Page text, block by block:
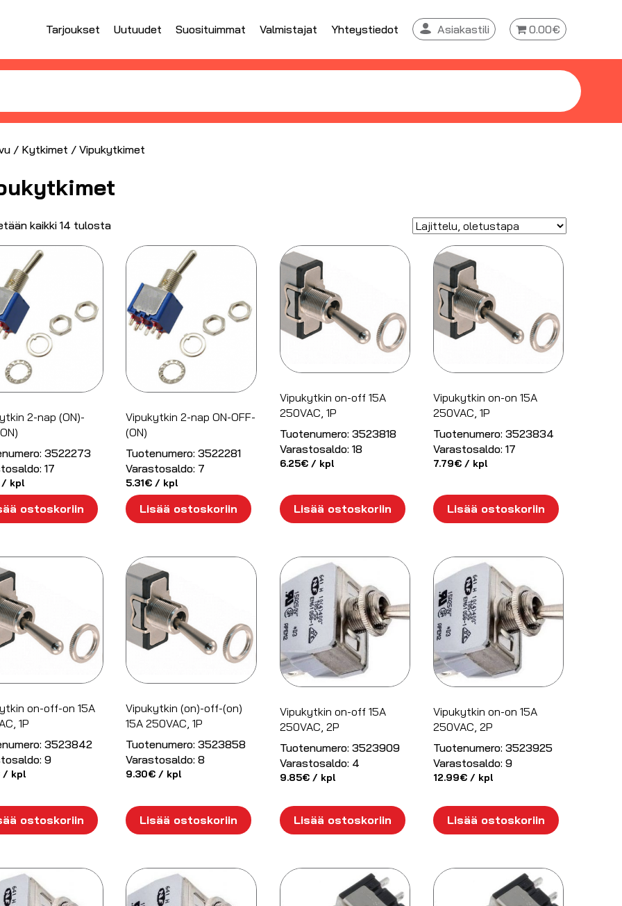
Tarjoukset Uutuudet Suosituimmat Valmistajat Yhteystiedot Asiakastili 0.00€
/ Kytkimet / Vipukytkimet
kaikki 14 tulosta
2-nap (ON)-
3522273
17
/ kpl
ostoskoriin
Vipukytkin 2-nap ON-OFF-
(ON)
Tuotenumero: 3522281
Varastosaldo: 7
5.31€ / kpl
Lisää ostoskoriin
Vipukytkin on-off 15A
250VAC, 1P
Tuotenumero: 3523818
Varastosaldo: 18
6.25€/ kpl
Lisää ostoskoriin
Vipukytkin on-on 15A
250VAC, 1P
Tuotenumero: 3523834
Varastosaldo: 17
7.79€/ kpl
Lisää ostoskoriin
on-off-on 15A
1P
3523842
9
/ kpl
ostoskoriin
Vipukytkin (on)-off-(on)
15A 250VAC, 1P
Tuotenumero: 3523858
Varastosaldo: 8
9.30€ / kpl
Lisää ostoskoriin
Vipukytkin on-off 15A
250VAC, 2P
Tuotenumero: 3523909
Varastosaldo: 4
9.85€/ kpl
Lisää ostoskoriin
Vipukytkin on-on 15A
250VAC, 2P
Tuotenumero: 3523925
Varastosaldo: 9
12.99€/ kpl
Lisää ostoskoriin